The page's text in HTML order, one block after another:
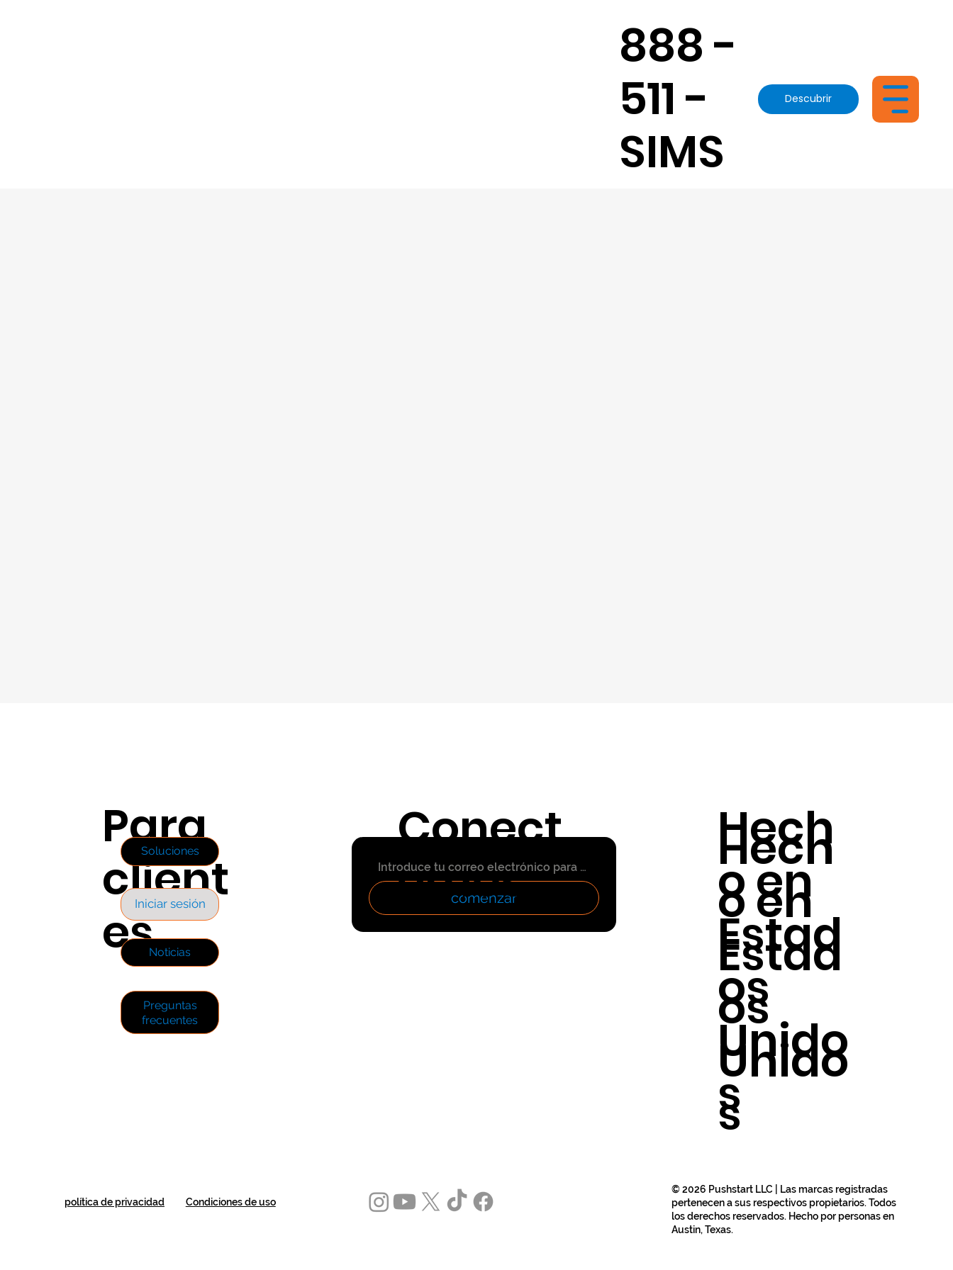
888 -
511 -
SIMS
Descubrir
Para
client
es
Soluciones
Iniciar sesión
Noticias
Preguntas
frecuentes
comenzar
Conect
emos
Hech
o en
Estad
os
Unido
s
Hech
o en
Estad
os
Unido
s
política de privacidad Condiciones de uso
© 2026 Pushstart LLC | Las marcas registradas
pertenecen a sus respectivos propietarios. Todos
los derechos reservados. Hecho por personas en
Austin, Texas.